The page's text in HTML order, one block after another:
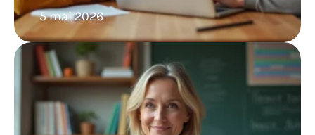
5 mai 2026